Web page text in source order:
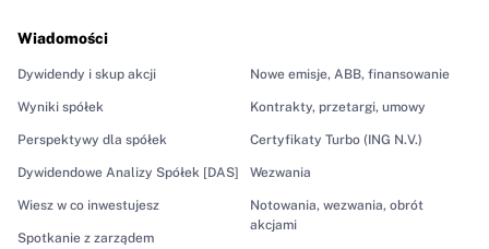
Wiadomości
Dywidendy i skup akcji
Wyniki spółek
Perspektywy dla spółek
Dywidendowe Analizy Spółek [DAS]
Wiesz w co inwestujesz
Spotkanie z zarządem
Nowe emisje, ABB, finansowanie
Kontrakty, przetargi, umowy
Certyfikaty Turbo (ING N.V.)
Wezwania
Notowania, wezwania, obrót
akcjami